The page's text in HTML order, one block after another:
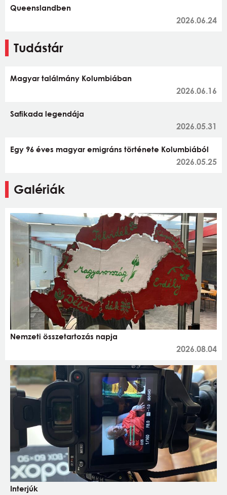
Queenslandben
2026.06.24
Tudástár
Magyar találmány Kolumbiában
2026.06.16
Safikada legendája
2026.05.31
Egy 96 éves magyar emigráns története Kolumbiából
2026.05.25
Galériák
Nemzeti összetartozás napja
2026.08.04
Interjúk